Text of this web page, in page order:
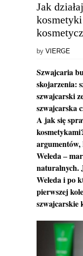
Jak
by VIERGE
Szwajcaria
skojarzenia:
szwajcarski
szwajcarska
A jak się
argumentów,
Weleda ‒
naturalnych.
Weleda i po
pierwszej
szwajcarskie